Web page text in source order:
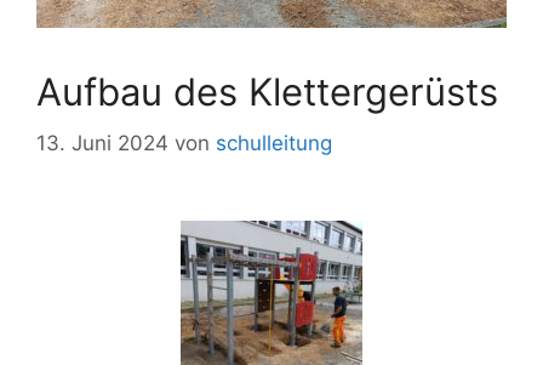
Aufbau des Klettergerüsts
13. Juni 2024 von schulleitung